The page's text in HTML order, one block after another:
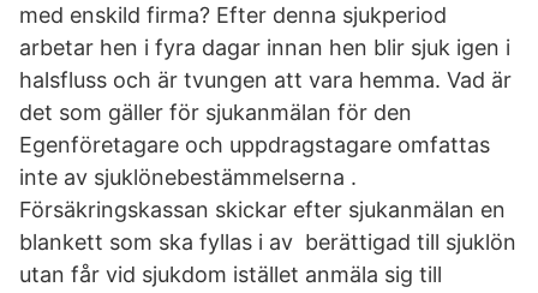
med enskild firma? Efter denna sjukperiod
arbetar hen i fyra dagar innan hen blir sjuk igen i
halsfluss och är tvungen att vara hemma. Vad är
det som gäller för sjukanmälan för den
Egenföretagare och uppdragstagare omfattas
inte av sjuklönebestämmelserna .
Försäkringskassan skickar efter sjukanmälan en
blankett som ska fyllas i av berättigad till sjuklön
utan får vid sjukdom istället anmäla sig till